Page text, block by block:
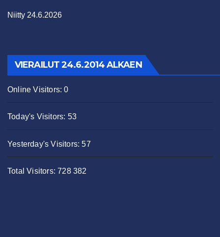
Niitty 24.6.2026
VIERAILUT 24.6.2014 ALKAEN
Online Visitors:0
Today's Visitors: 53
Yesterday's Visitors:57
Total Visitors:728 382